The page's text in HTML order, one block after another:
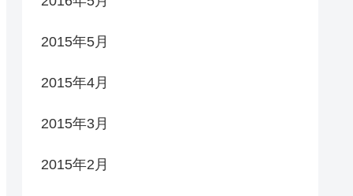
2015年5月
2015年4月
2015年3月
2015年2月